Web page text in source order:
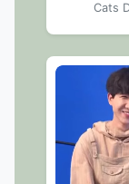
Cats